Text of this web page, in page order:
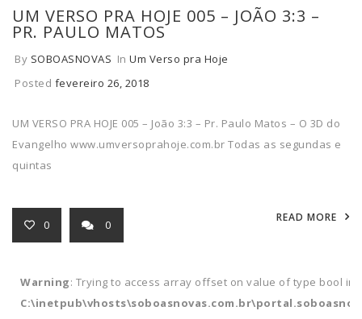
UM VERSO PRA HOJE 005 – JOÃO 3:3 –
PR. PAULO MATOS
By SOBOASNOVAS In Um Verso pra Hoje
Posted fevereiro 26, 2018
UM VERSO PRA HOJE 005 – João 3:3 – Pr. Paulo Matos – O 3D do
Evangelho www.umversoprahoje.com.br Todas as segundas e
quintas
READ MORE
0 0
Warning: Trying to access array offset on value of type bool in